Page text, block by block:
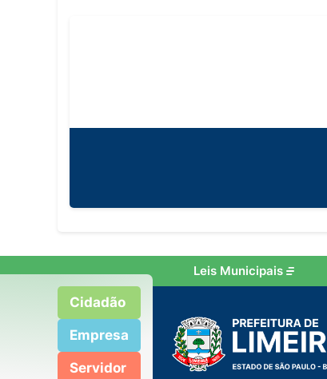
Leis Municipais
Cidadão
Empresa
Servidor